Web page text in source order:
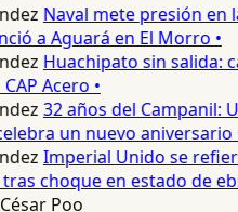
Naval mete presión en
a Aguará en El Morro •
Huachipato sin salida:
Acero •
32 años del Campanil:
un nuevo aniversario
Imperial Unido se
choque en estado de
César Poo